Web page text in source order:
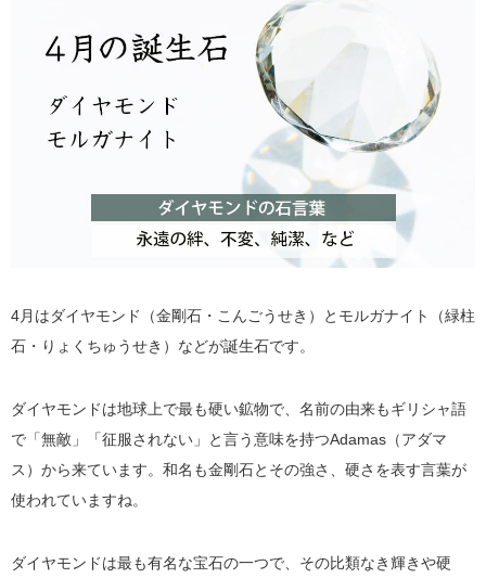
4月はダイヤモンド（金剛石・こんごうせき）とモルガナイト（緑柱
石・りょくちゅうせき）などが誕生石です。
ダイヤモンドは地球上で最も硬い鉱物で、名前の由来もギリシャ語
で「無敵」「征服されない」と言う意味を持つAdamas（アダマ
ス）から来ています。和名も金剛石とその強さ、硬さを表す言葉が
使われていますね。
ダイヤモンドは最も有名な宝石の一つで、その比類なき輝きや硬